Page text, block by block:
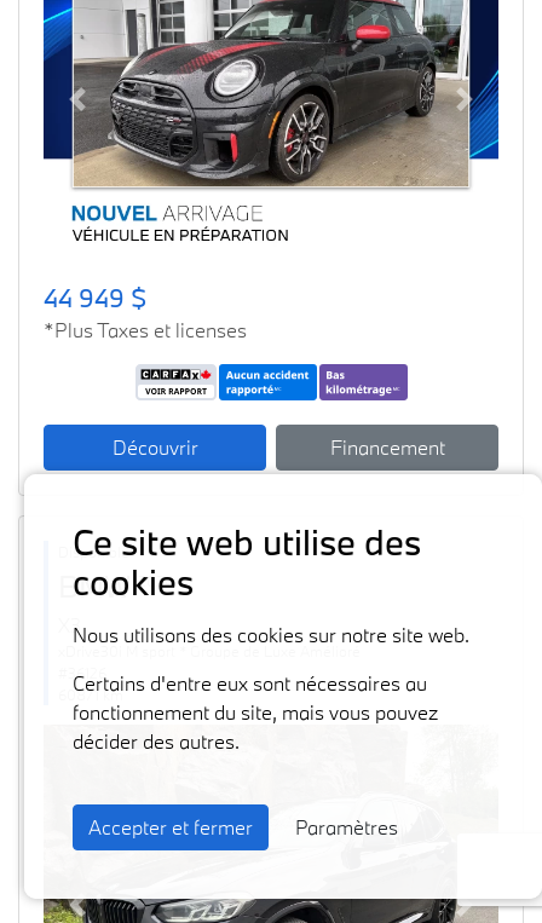
Previous Next
44 949 $
*Plus Taxes et licenses
Découvrir Financement
Disponible
BMW 2024
X3
#36126
60871 km
Previous Next
Ce site web utilise des
cookies
Nous utilisons des cookies sur notre site web.
Certains d'entre eux sont nécessaires au
fonctionnement du site, mais vous pouvez
décider des autres.
Accepter et fermer Paramètres